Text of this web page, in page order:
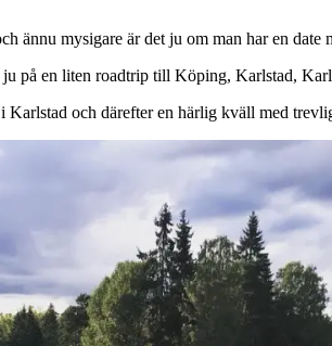
ännu mysigare är det ju om man har en date
på en liten roadtrip till Köping, Karlstad,
Karlstad och därefter en härlig kväll med